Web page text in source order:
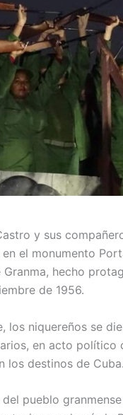
y sus
el monumento
Granma, hecho
de 1956.
los niquereños se
en acto
los destinos de Cuba.
pueblo